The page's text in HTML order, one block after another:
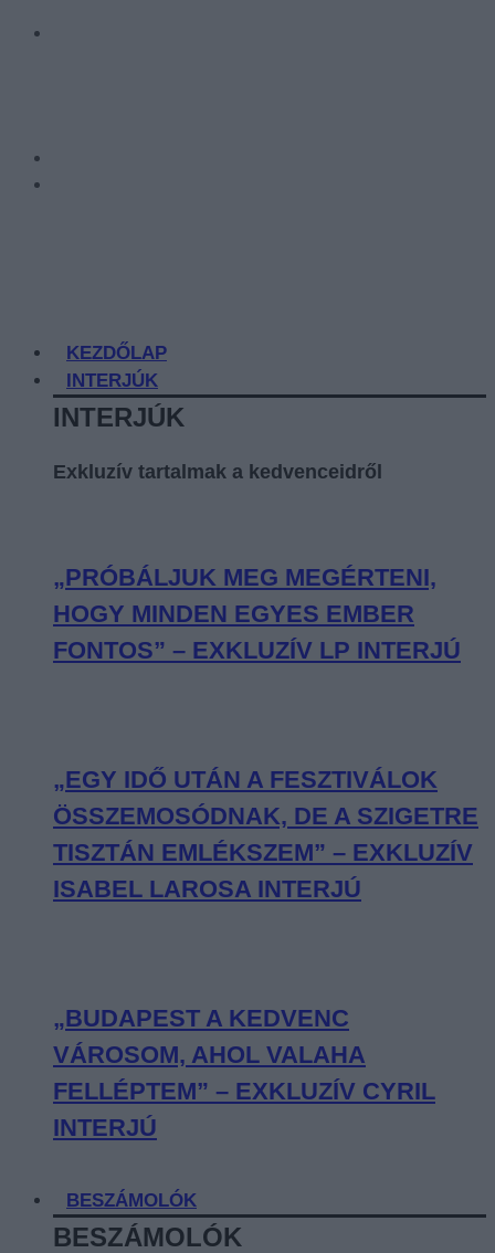
KEZDŐLAP
INTERJÚK
INTERJÚK
Exkluzív tartalmak a kedvenceidről
„PRÓBÁLJUK MEG MEGÉRTENI,
HOGY MINDEN EGYES EMBER
FONTOS” – EXKLUZÍV LP INTERJÚ
„EGY IDŐ UTÁN A FESZTIVÁLOK
ÖSSZEMOSÓDNAK, DE A SZIGETRE
TISZTÁN EMLÉKSZEM” – EXKLUZÍV
ISABEL LAROSA INTERJÚ
„BUDAPEST A KEDVENC
VÁROSOM, AHOL VALAHA
FELLÉPTEM” – EXKLUZÍV CYRIL
INTERJÚ
BESZÁMOLÓK
BESZÁMOLÓK